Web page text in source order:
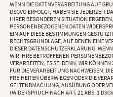
WENN DIE DATENVERARBEITUNG AUF
DSGVO ERFOLGT, HABEN SIE JEDERZEIT
IHRER BESONDEREN SITUATION
PERSONENBEZOGENEN DATEN
EIN AUF DIESE BESTIMMUNGEN
RECHTSGRUNDLAGE, AUF DENEN EINE
DIESER DATENSCHUTZERKLÄRUNG.
WIR IHRE BETROFFENEN
VERARBEITEN, ES SEI DENN, WIR
FÜR DIE VERARBEITUNG NACHWEISEN,
FREIHEITEN ÜBERWIEGEN ODER DIE
GELTENDMACHUNG, AUSÜBUNG ODER
(WIDERSPRUCH NACH ART. 21 ABS. 1